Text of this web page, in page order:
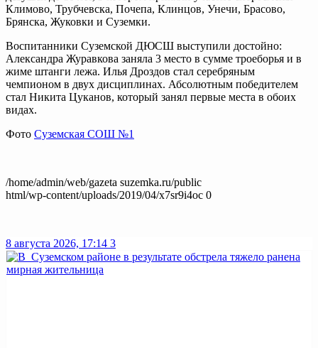
Климово, Трубчевска, Почепа, Клинцов, Унечи, Брасово,
Брянска, Жуковки и Суземки.
Воспитанники Суземской ДЮСШ выступили достойно:
Александра Журавкова заняла 3 место в сумме троеборья и в
жиме штанги лежа. Илья Дроздов стал серебряным
чемпионом в двух дисциплинах. Абсолютным победителем
стал Никита Цуканов, который занял первые места в обоих
видах.
Фото Суземская СОШ №1
/home/admin/web/gazeta suzemka.ru/public
html/wp-content/uploads/2019/04/x7sr9i4oc 0
8 августа 2026, 17:14 3